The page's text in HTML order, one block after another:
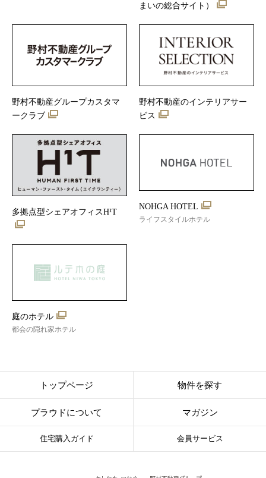
まいの総合サイト）
野村不動産グループカスタマ
ークラブ
野村不動産のインテリアサー
ビス
多拠点型シェアオフィスH¹T
NOHGA HOTEL
ライフスタイルホテル
庭のホテル
都会の隠れ家ホテル
トップページ 物件を探す
プラウドについて マガジン
住宅購入ガイド 会員サービス